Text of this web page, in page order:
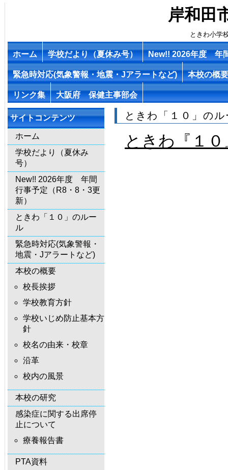
岸和田
ときわ小学
ホーム 学校だより（夏休み号） New!! 2026年度 年
緊急時対応(気象警報・地震・Jアラートなど) 本校の概要
リンク集 大阪府 保健主事部会
サイトコンテンツ
ホーム
学校だより（夏休み
号）
New!! 2026年度 年間
行事予定（R8・8・3更
新）
ときわ「１０」のルー
ル
緊急時対応(気象警報・
地震・Jアラートなど)
本校の概要
校長挨拶
学校教育方針
学校いじめ防止基本方
針
校名の由来・校章
沿革
校内の風景
本校の研究
感染症に関する出席停
止について
療養報告書
PTA資料
ときわ「１０」の
ときわ『１